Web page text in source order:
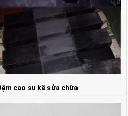
cao su kê sửa chữa
1 VNĐ